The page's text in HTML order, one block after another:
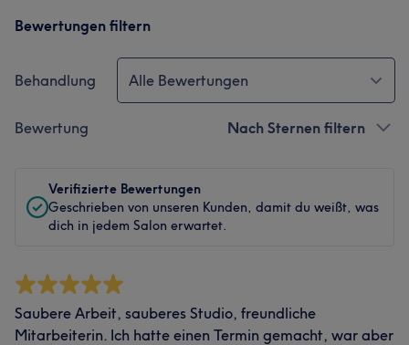
Bewertungen filtern
Behandlung Alle Bewertungen
Bewertung Nach Sternen filtern
Verifizierte Bewertungen
Geschrieben von unseren Kunden, damit du weißt, was
dich in jedem Salon erwartet.
Saubere Arbeit, sauberes Studio, freundliche
Mitarbeiterin. Ich hatte einen Termin gemacht, war aber